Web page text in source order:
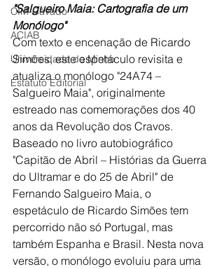
CIM-Cávado
ACIAB
Universidade do Minho
Estatuto Editorial
"Salgueiro Maia: Cartografia de um
Monólogo"
Com texto e encenação de Ricardo
Simões, este espetáculo revisita e
atualiza o monólogo "24A74 –
Salgueiro Maia", originalmente
estreado nas comemorações dos 40
anos da Revolução dos Cravos.
Baseado no livro autobiográfico
"Capitão de Abril – Histórias da Guerra
do Ultramar e do 25 de Abril" de
Fernando Salgueiro Maia, o
espetáculo de Ricardo Simões tem
percorrido não só Portugal, mas
também Espanha e Brasil. Nesta nova
versão, o monólogo evoluiu para uma